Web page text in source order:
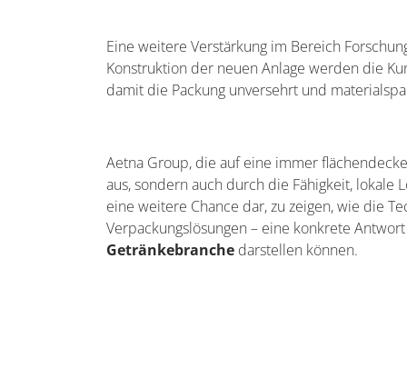
Eine weitere Verstärkung im Bereich
Konstruktion der neuen Anlage werden die
damit die Packung unversehrt und
Aetna Group, die auf eine immer
aus, sondern auch durch die Fähigkeit,
eine weitere Chance dar, zu zeigen, wie die
Verpackungslösungen – eine konkrete
Getränkebranche darstellen können.